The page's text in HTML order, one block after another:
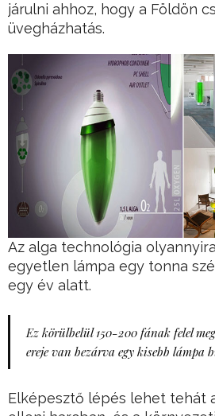
járulni ahhoz, hogy a Földön
üvegházhatás.
Az alga technológia
egyetlen lámpa egy tonna
egy év alatt.
Ez körülbelül 150-200 fának felel
ereje van bezárva egy kisebb lámpa
Elképesztő lépés lehet tehát